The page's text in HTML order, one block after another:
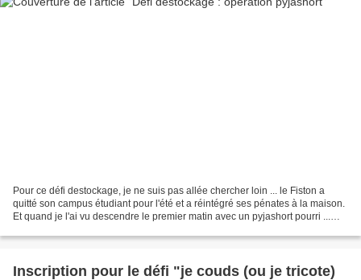
Pour ce défi destockage, je ne suis pas allée chercher loin ... le Fiston a
quitté son campus étudiant pour l'été et a réintégré ses pénates à la maison.
Et quand je l'ai vu descendre le premier matin avec un pyjashort pourri ...
Inscription pour le défi "je couds (ou je tricote)